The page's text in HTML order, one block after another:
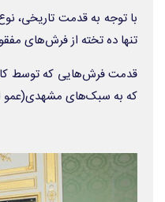
با توجه به قدمت تاریخی،
تنها ده تخته از فرش‌های مفقود شده بالغ بر ۱۲۷
که به سبک‌های مشهدی(عمو